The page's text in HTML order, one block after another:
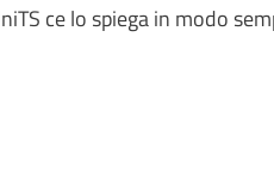
ce lo spiega in modo